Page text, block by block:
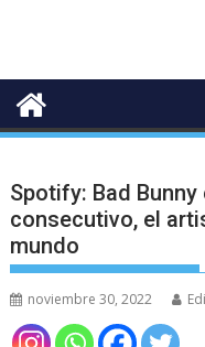
Spotify: Bad
consecutivo, el
mundo
noviembre 30, 2022